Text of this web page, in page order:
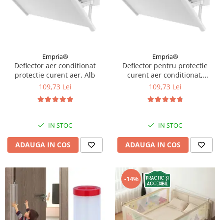
Protectii utile
Poarta siguranta copii
Deflectoare pentru aer conditionat
Protectii exterior
Casti antifonice pentru copii si
bebelusi
Haine & accesorii plaja
Haine plaja / inot
Ochelari de soare
Palarii protectie UV
Accesorii plaja
Puericultura mare
Empria®
Deflector aer conditionat
protectie curent aer, Alb
109,73 Lei
IN STOC
ADAUGA IN COS
Empria®
Deflector pentru protectie
curent aer conditionat,
Empria, ajustabil pe 4
109,73 Lei
IN STOC
ADAUGA IN COS
-14%